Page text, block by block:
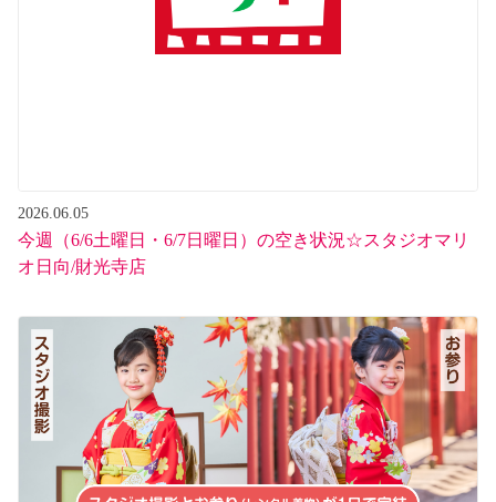
2026.06.05
今週（6/6土曜日・6/7日曜日）の空き状況☆スタジオマリ
オ日向/財光寺店